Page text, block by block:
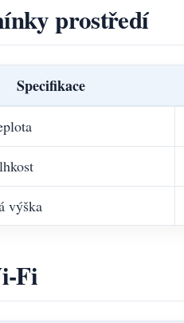
prostředí
Specifikace
výška
Fi